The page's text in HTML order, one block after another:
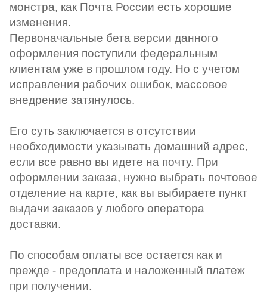
монстра, как Почта России есть хорошие
изменения.
Первоначальные бета версии данного
оформления поступили федеральным
клиентам уже в прошлом году. Но с учетом
исправления рабочих ошибок, массовое
внедрение затянулось.
Его суть заключается в отсутствии
необходимости указывать домашний адрес,
если все равно вы идете на почту. При
оформлении заказа, нужно выбрать почтовое
отделение на карте, как вы выбираете пункт
выдачи заказов у любого оператора
доставки.
По способам оплаты все остается как и
прежде - предоплата и наложенный платеж
при получении.